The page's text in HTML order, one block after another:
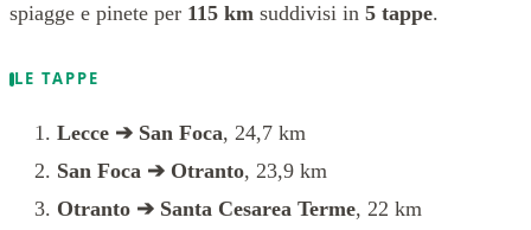
spiagge e pinete per 115 km suddivisi in 5 tappe.
LE TAPPE
Lecce ➔ San Foca, 24,7 km
San Foca ➔ Otranto, 23,9 km
Otranto ➔ Santa Cesarea Terme, 22 km